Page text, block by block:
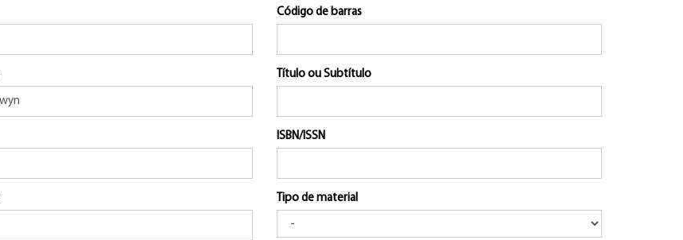
Código de barras
Título ou Subtítulo
ISBN/ISSN
Tipo de material